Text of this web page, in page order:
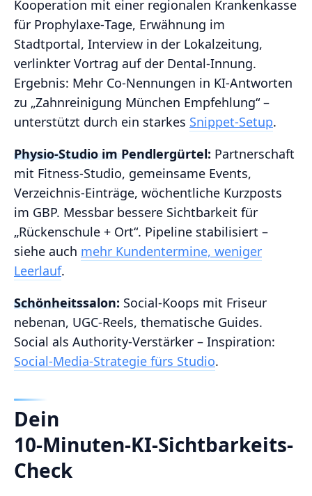
Kooperation mit einer regionalen Krankenkasse
für Prophylaxe‑Tage, Erwähnung im
Stadtportal, Interview in der Lokalzeitung,
verlinkter Vortrag auf der Dental‑Innung.
Ergebnis: Mehr Co‑Nennungen in KI‑Antworten
zu „Zahnreinigung München Empfehlung“ –
unterstützt durch ein starkes Snippet‑Setup.
Physio‑Studio im Pendlergürtel: Partnerschaft
mit Fitness‑Studio, gemeinsame Events,
Verzeichnis‑Einträge, wöchentliche Kurzposts
im GBP. Messbar bessere Sichtbarkeit für
„Rückenschule + Ort“. Pipeline stabilisiert –
siehe auch mehr Kundentermine, weniger
Leerlauf.
Schönheitssalon: Social‑Koops mit Friseur
nebenan, UGC‑Reels, thematische Guides.
Social als Authority‑Verstärker – Inspiration:
Social‑Media‑Strategie fürs Studio.
Dein
10‑Minuten‑KI‑Sichtbarkeits‑
Check